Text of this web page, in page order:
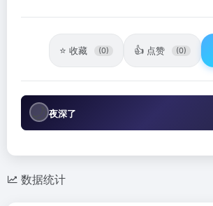
⭐ 收藏 (0) 👍 点赞 (0)
🌙夜深了
数据统计